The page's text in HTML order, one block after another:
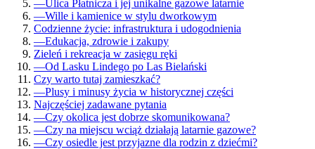
—Ulica Płatnicza i jej unikalne gazowe latarnie
—Wille i kamienice w stylu dworkowym
Codzienne życie: infrastruktura i udogodnienia
—Edukacja, zdrowie i zakupy
Zieleń i rekreacja w zasięgu ręki
—Od Lasku Lindego po Las Bielański
Czy warto tutaj zamieszkać?
—Plusy i minusy życia w historycznej części
Najczęściej zadawane pytania
—Czy okolica jest dobrze skomunikowana?
—Czy na miejscu wciąż działają latarnie gazowe?
—Czy osiedle jest przyjazne dla rodzin z dziećmi?